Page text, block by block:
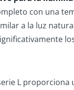
con una
a la luz
L